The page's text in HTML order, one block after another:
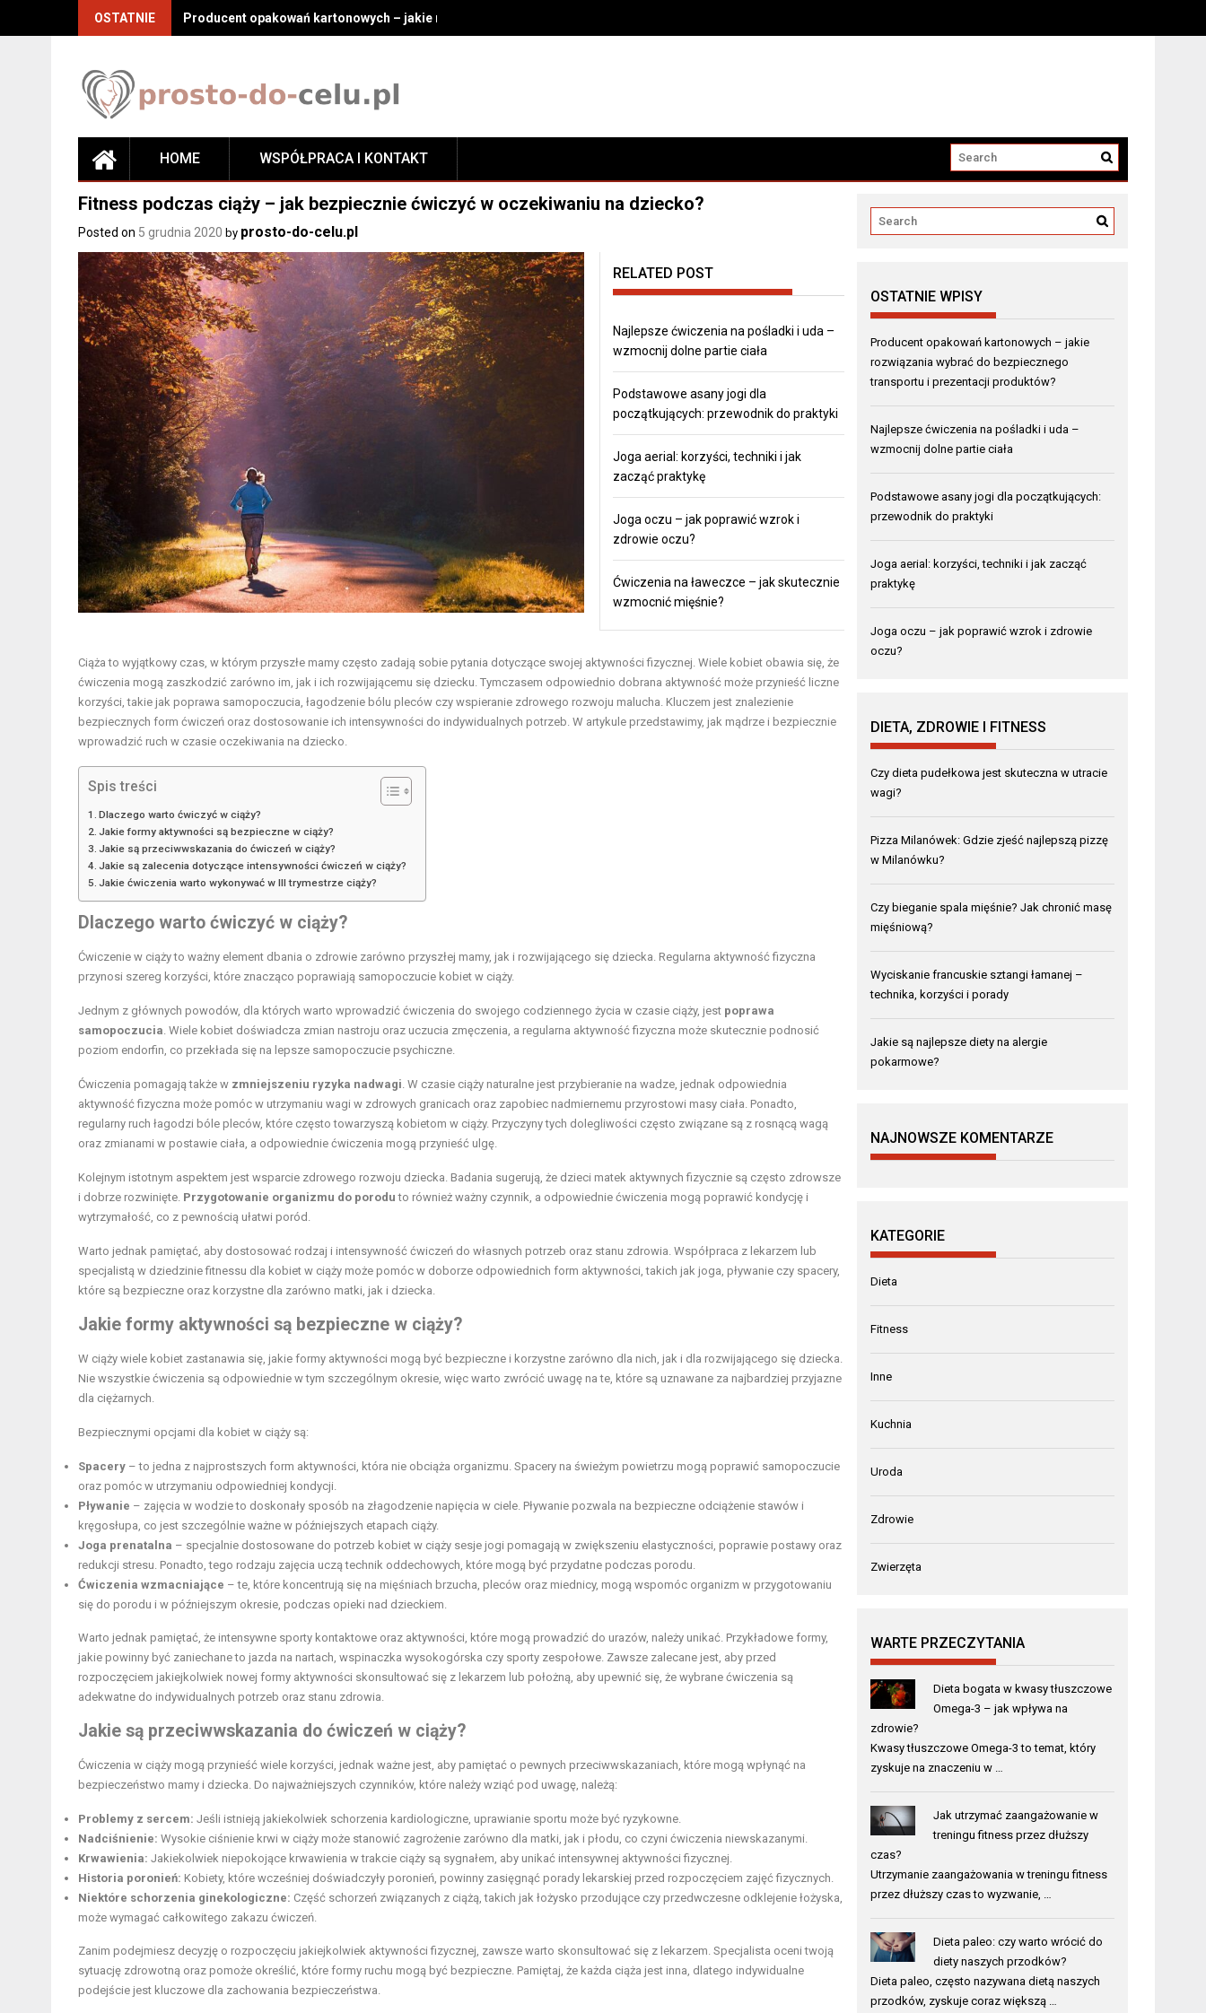
OSTATNIE Producent opakowań kartonowych – jakie rozwiązania wybrać do bezpiecznego transportu i prezentacji produktów?
HOME WSPÓŁPRACA I KONTAKT
Fitness podczas ciąży – jak bezpiecznie ćwiczyć w oczekiwaniu na dziecko?
Posted on 5 grudnia 2020 by prosto-do-celu.pl
RELATED POST
Najlepsze ćwiczenia na pośladki i uda –
wzmocnij dolne partie ciała
Podstawowe asany jogi dla
początkujących: przewodnik do praktyki
Joga aerial: korzyści, techniki i jak
zacząć praktykę
Joga oczu – jak poprawić wzrok i
zdrowie oczu?
Ćwiczenia na ławeczce – jak skutecznie
wzmocnić mięśnie?
Ciąża to wyjątkowy czas, w którym przyszłe mamy często zadają sobie pytania dotyczące swojej aktywności fizycznej. Wiele kobiet obawia się, że
ćwiczenia mogą zaszkodzić zarówno im, jak i ich rozwijającemu się dziecku. Tymczasem odpowiednio dobrana aktywność może przynieść liczne
korzyści, takie jak poprawa samopoczucia, łagodzenie bólu pleców czy wspieranie zdrowego rozwoju malucha. Kluczem jest znalezienie
bezpiecznych form ćwiczeń oraz dostosowanie ich intensywności do indywidualnych potrzeb. W artykule przedstawimy, jak mądrze i bezpiecznie
wprowadzić ruch w czasie oczekiwania na dziecko.
Spis treści
Dlaczego warto ćwiczyć w ciąży?
Jakie formy aktywności są bezpieczne w ciąży?
Jakie są przeciwwskazania do ćwiczeń w ciąży?
Jakie są zalecenia dotyczące intensywności ćwiczeń w ciąży?
Jakie ćwiczenia warto wykonywać w III trymestrze ciąży?
Dlaczego warto ćwiczyć w ciąży?
Ćwiczenie w ciąży to ważny element dbania o zdrowie zarówno przyszłej mamy, jak i rozwijającego się dziecka. Regularna aktywność fizyczna
przynosi szereg korzyści, które znacząco poprawiają samopoczucie kobiet w ciąży.
Jednym z głównych powodów, dla których warto wprowadzić ćwiczenia do swojego codziennego życia w czasie ciąży, jest poprawa
samopoczucia. Wiele kobiet doświadcza zmian nastroju oraz uczucia zmęczenia, a regularna aktywność fizyczna może skutecznie podnosić
poziom endorfin, co przekłada się na lepsze samopoczucie psychiczne.
Ćwiczenia pomagają także w zmniejszeniu ryzyka nadwagi. W czasie ciąży naturalne jest przybieranie na wadze, jednak odpowiednia
aktywność fizyczna może pomóc w utrzymaniu wagi w zdrowych granicach oraz zapobiec nadmiernemu przyrostowi masy ciała. Ponadto,
regularny ruch łagodzi bóle pleców, które często towarzyszą kobietom w ciąży. Przyczyny tych dolegliwości często związane są z rosnącą wagą
oraz zmianami w postawie ciała, a odpowiednie ćwiczenia mogą przynieść ulgę.
Kolejnym istotnym aspektem jest wsparcie zdrowego rozwoju dziecka. Badania sugerują, że dzieci matek aktywnych fizycznie są często zdrowsze
i dobrze rozwinięte. Przygotowanie organizmu do porodu to również ważny czynnik, a odpowiednie ćwiczenia mogą poprawić kondycję i
wytrzymałość, co z pewnością ułatwi poród.
Warto jednak pamiętać, aby dostosować rodzaj i intensywność ćwiczeń do własnych potrzeb oraz stanu zdrowia. Współpraca z lekarzem lub
specjalistą w dziedzinie fitnessu dla kobiet w ciąży może pomóc w doborze odpowiednich form aktywności, takich jak joga, pływanie czy spacery,
które są bezpieczne oraz korzystne dla zarówno matki, jak i dziecka.
Jakie formy aktywności są bezpieczne w ciąży?
W ciąży wiele kobiet zastanawia się, jakie formy aktywności mogą być bezpieczne i korzystne zarówno dla nich, jak i dla rozwijającego się dziecka.
Nie wszystkie ćwiczenia są odpowiednie w tym szczególnym okresie, więc warto zwrócić uwagę na te, które są uznawane za najbardziej przyjazne
dla ciężarnych.
Bezpiecznymi opcjami dla kobiet w ciąży są:
Spacery – to jedna z najprostszych form aktywności, która nie obciąża organizmu. Spacery na świeżym powietrzu mogą poprawić samopoczucie
oraz pomóc w utrzymaniu odpowiedniej kondycji.
Pływanie – zajęcia w wodzie to doskonały sposób na złagodzenie napięcia w ciele. Pływanie pozwala na bezpieczne odciążenie stawów i
kręgosłupa, co jest szczególnie ważne w późniejszych etapach ciąży.
Joga prenatalna – specjalnie dostosowane do potrzeb kobiet w ciąży sesje jogi pomagają w zwiększeniu elastyczności, poprawie postawy oraz
redukcji stresu. Ponadto, tego rodzaju zajęcia uczą technik oddechowych, które mogą być przydatne podczas porodu.
Ćwiczenia wzmacniające – te, które koncentrują się na mięśniach brzucha, pleców oraz miednicy, mogą wspomóc organizm w przygotowaniu
się do porodu i w późniejszym okresie, podczas opieki nad dzieckiem.
Warto jednak pamiętać, że intensywne sporty kontaktowe oraz aktywności, które mogą prowadzić do urazów, należy unikać. Przykładowe formy,
jakie powinny być zaniechane to jazda na nartach, wspinaczka wysokogórska czy sporty zespołowe. Zawsze zalecane jest, aby przed
rozpoczęciem jakiejkolwiek nowej formy aktywności skonsultować się z lekarzem lub położną, aby upewnić się, że wybrane ćwiczenia są
adekwatne do indywidualnych potrzeb oraz stanu zdrowia.
Jakie są przeciwwskazania do ćwiczeń w ciąży?
Ćwiczenia w ciąży mogą przynieść wiele korzyści, jednak ważne jest, aby pamiętać o pewnych przeciwwskazaniach, które mogą wpłynąć na
bezpieczeństwo mamy i dziecka. Do najważniejszych czynników, które należy wziąć pod uwagę, należą:
Problemy z sercem: Jeśli istnieją jakiekolwiek schorzenia kardiologiczne, uprawianie sportu może być ryzykowne.
Nadciśnienie: Wysokie ciśnienie krwi w ciąży może stanowić zagrożenie zarówno dla matki, jak i płodu, co czyni ćwiczenia niewskazanymi.
Krwawienia: Jakiekolwiek niepokojące krwawienia w trakcie ciąży są sygnałem, aby unikać intensywnej aktywności fizycznej.
Historia poronień: Kobiety, które wcześniej doświadczyły poronień, powinny zasięgnąć porady lekarskiej przed rozpoczęciem zajęć fizycznych.
Niektóre schorzenia ginekologiczne: Część schorzeń związanych z ciążą, takich jak łożysko przodujące czy przedwczesne odklejenie łożyska,
może wymagać całkowitego zakazu ćwiczeń.
Zanim podejmiesz decyzję o rozpoczęciu jakiejkolwiek aktywności fizycznej, zawsze warto skonsultować się z lekarzem. Specjalista oceni twoją
sytuację zdrowotną oraz pomoże określić, które formy ruchu mogą być bezpieczne. Pamiętaj, że każda ciąża jest inna, dlatego indywidualne
podejście jest kluczowe dla zachowania bezpieczeństwa.
OSTATNIE WPISY
Producent opakowań kartonowych – jakie
rozwiązania wybrać do bezpiecznego
transportu i prezentacji produktów?
Najlepsze ćwiczenia na pośladki i uda –
wzmocnij dolne partie ciała
Podstawowe asany jogi dla początkujących:
przewodnik do praktyki
Joga aerial: korzyści, techniki i jak zacząć
praktykę
Joga oczu – jak poprawić wzrok i zdrowie
oczu?
DIETA, ZDROWIE I FITNESS
Czy dieta pudełkowa jest skuteczna w utracie
wagi?
Pizza Milanówek: Gdzie zjeść najlepszą pizzę
w Milanówku?
Czy bieganie spala mięśnie? Jak chronić masę
mięśniową?
Wyciskanie francuskie sztangi łamanej –
technika, korzyści i porady
Jakie są najlepsze diety na alergie
pokarmowe?
NAJNOWSZE KOMENTARZE
KATEGORIE
Dieta
Fitness
Inne
Kuchnia
Uroda
Zdrowie
Zwierzęta
WARTE PRZECZYTANIA
Dieta bogata w kwasy tłuszczowe
Omega-3 – jak wpływa na
zdrowie?
Kwasy tłuszczowe Omega-3 to temat, który
zyskuje na znaczeniu w …
Jak utrzymać zaangażowanie w
treningu fitness przez dłuższy
czas?
Utrzymanie zaangażowania w treningu fitness
przez dłuższy czas to wyzwanie, …
Dieta paleo: czy warto wrócić do
diety naszych przodków?
Dieta paleo, często nazywana dietą naszych
przodków, zyskuje coraz większą …